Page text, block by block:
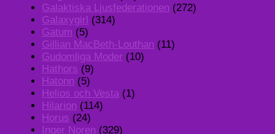
Galaktiska Ljusfederationen (272)
Galaxygirl (314)
Gatum (5)
Gillian MacBeth-Louthan (11)
Gudomliga Moder (10)
Hathors (9)
Hatonn (5)
Helios och Vesta (1)
Hilarion (114)
Horus (24)
Inger Noren (329)